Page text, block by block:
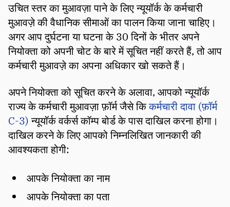
उचित स्तर का मुआवज़ा पाने के लिए न्यूयॉर्क के कर्मचारी
मुआवज़े की वैधानिक सीमाओं का पालन किया जाना चाहिए।
अगर आप दुर्घटना या घटना के 30 दिनों के भीतर अपने
नियोक्ता को अपनी चोट के बारे में सूचित नहीं करते हैं, तो आप
कर्मचारी मुआवज़े का अपना अधिकार खो सकते हैं।
अपने नियोक्ता को सूचित करने के अलावा, आपको न्यूयॉर्क
राज्य के कर्मचारी मुआवज़ा फ़ॉर्म जैसे किकर्मचारी दावा (फ़ॉर्म
C-3)न्यूयॉर्क वर्कर्स कॉम्प बोर्ड के पास दाखिल करना होगा।
दाखिल करने के लिए आपको निम्नलिखित जानकारी की
आवश्यकता होगी:
आपके नियोक्ता का नाम
आपके नियोक्ता का पता